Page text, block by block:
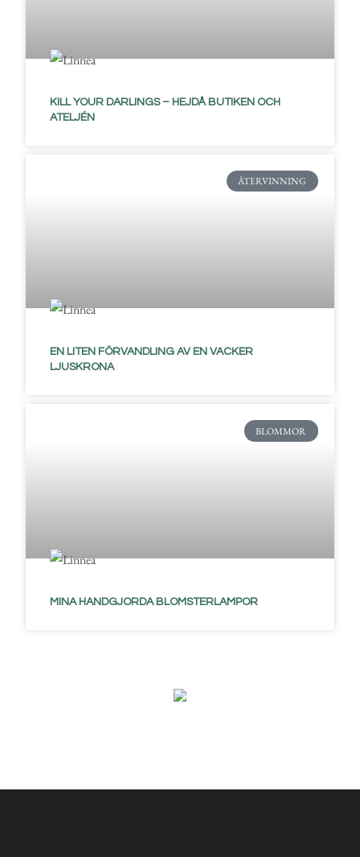
KILL YOUR DARLINGS – HEJDÅ BUTIKEN OCH
ATELJÉN
ÅTERVINNING
EN LITEN FÖRVANDLING AV EN VACKER
LJUSKRONA
BLOMMOR
MINA HANDGJORDA BLOMSTERLAMPOR